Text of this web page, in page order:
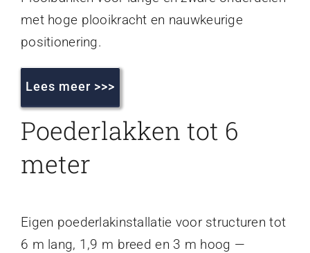
met hoge plooikracht en nauwkeurige
positionering.
Lees meer >>>
Poederlakken tot 6
meter
Eigen poederlakinstallatie voor structuren tot
6 m lang, 1,9 m breed en 3 m hoog —